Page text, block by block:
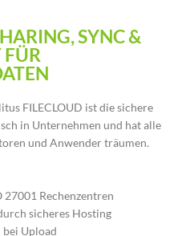
SYNC &
FILECLOUD ist die sichere
in Unternehmen und hat alle
und Anwender träumen.
27001 Rechenzentren
sicheres Hosting
Upload